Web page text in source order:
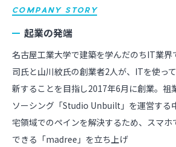
COMPANY STORY
起業の発端
名古屋工業大学で建築を学んだのちIT業界
司氏と山川紋氏の創業者2人が、ITを使っ
新することを目指し2017年6月に創業。祖
ソーシング「Studio Unbuilt」を運営する
宅領域でのペインを解決するため、スマ
できる「madree」を立ち上げ